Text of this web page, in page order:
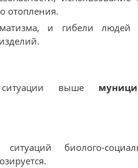
отопления.
и гибели
ситуации выше
биолого-